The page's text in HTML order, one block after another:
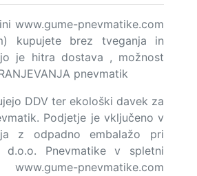
www.gume-pnevmatike.com
kupujete brez tveganja in
je hitra dostava , možnost
pnevmatik
DDV ter ekološki davek za
Podjetje je vključeno v
z odpadno embalažo pri
d.o.o. Pnevmatike v spletni
pnevmatike.com